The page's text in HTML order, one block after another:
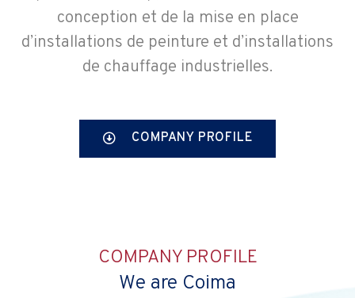
conception et de la mise en place
d’installations de peinture et d’installations
de chauffage industrielles.
COMPANY PROFILE
COMPANY PROFILE
We are Coima